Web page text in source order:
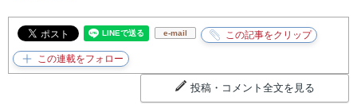
e-mail
投稿・コメント全文を見る